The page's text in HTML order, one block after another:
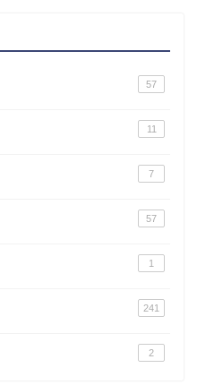
57
11
7
57
1
241
2